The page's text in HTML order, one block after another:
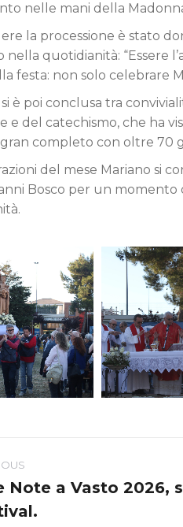
nelle mani della
la processione è stato
nella quotidianità: “Essere
festa: non solo celebrare
si è poi conclusa tra
e del catechismo, che ha
completo con oltre 70
del mese Mariano si
Bosco per un
Note a Vasto 2026,